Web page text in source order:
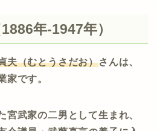
年-1947年）
夫（むとうさだお）さんは、
家です。
宮武家の二男として生まれ、